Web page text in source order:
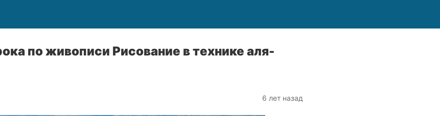
по живописи Рисование в технике аля-
6 лет назад